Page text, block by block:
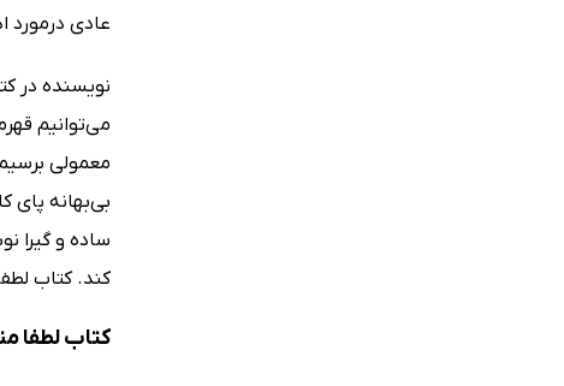
عادی درمورد
نویسنده در
می‌توانیم
معمولی
بی‌بهانه پای
ساده و گیرا
کند. کتاب
کتاب لطفا